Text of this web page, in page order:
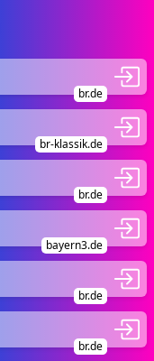
br.de
br-klassik.de
br.de
bayern3.de
br.de
br.de